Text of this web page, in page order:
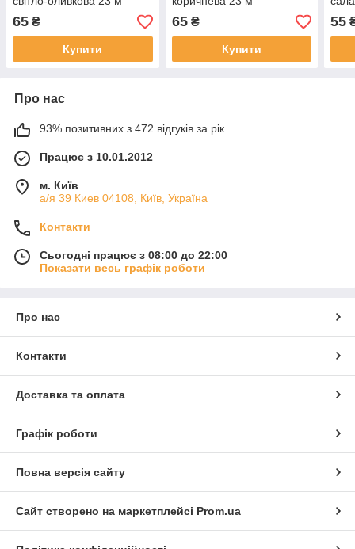
65 ₴
Купити
65₴
Купити
55
Про нас
93% позитивних з 472 відгуків за рік
Працює з 10.01.2012
м. Київ
а/я 39 Киев 04108, Київ, Україна
Контакти
Сьогодні працює з 08:00 до 22:00
Показати весь графік роботи
Про нас
Контакти
Доставка та оплата
Графік роботи
Повна версія сайту
Сайт створено на маркетплейсі Prom.ua